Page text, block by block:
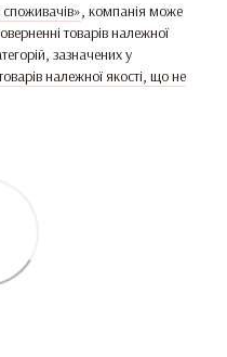
, компанія може
товарів належної
зазначених у
належної якості, що не